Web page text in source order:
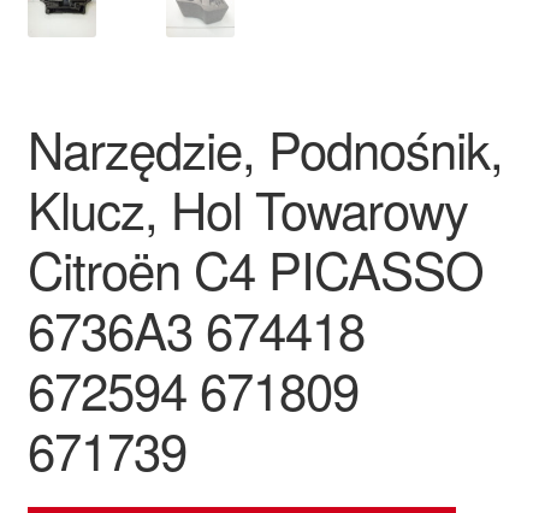
Zasady i warunki
Narzędzie, Podnośnik,
Klucz, Hol Towarowy
Citroën C4 PICASSO
6736A3 674418
672594 671809
671739